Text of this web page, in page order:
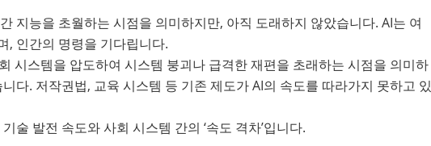
지능을 초월하는 시점을 의미하지만, 아직 도래하지 않았습니다. AI는 여
, 인간의 명령을 기다립니다.
시스템을 압도하여 시스템 붕괴나 급격한 재편을 초래하는 시점을 의미하
다. 저작권법, 교육 시스템 등 기존 제도가 AI의 속도를 따라가지 못하고 있
술 발전 속도와 사회 시스템 간의 ‘속도 격차’입니다.